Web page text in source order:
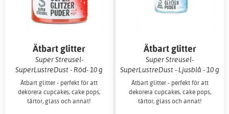
Ätbart glitter
Super Streusel-
SuperLustreDust - Röd- 10 g
Ätbart glitter - perfekt för att
dekorera cupcakes, cake pops,
tårtor, glass och annat!
Ätbart glitter
Super Streusel-
SuperLustreDust - Ljusblå - 10 g
Ätbart glitter - perfekt för att
dekorera cupcakes, cake pops,
tårtor, glass och annat!